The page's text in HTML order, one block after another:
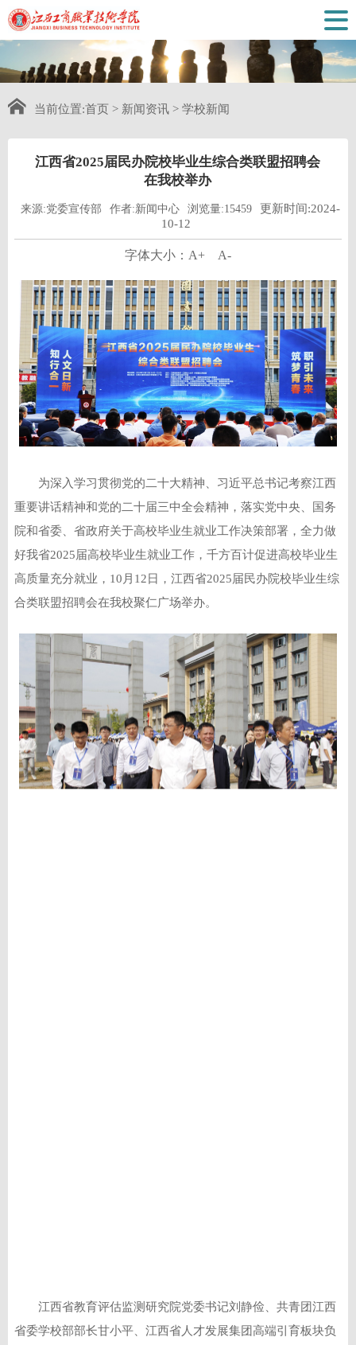
当前位置:首页 > 新闻资讯 > 学校新闻
江西省2025届民办院校毕业生综合类联盟招聘会
在我校举办
来源:党委宣传部 作者:新闻中心 浏览量:15459
更新时间:2024-
10-12
字体大小： A+ A-
为深入学习贯彻党的二十大精神、习近平总书记考察江西
重要讲话精神和党的二十届三中全会精神，落实党中央、国务
院和省委、省政府关于高校毕业生就业工作决策部署，全力做
好我省2025届高校毕业生就业工作，千方百计促进高校毕业生
高质量充分就业，10月12日，江西省2025届民办院校毕业生综
合类联盟招聘会在我校聚仁广场举办。
江西省教育评估监测研究院党委书记刘静俭、共青团江西
省委学校部部长甘小平、江西省人才发展集团高端引育板块负